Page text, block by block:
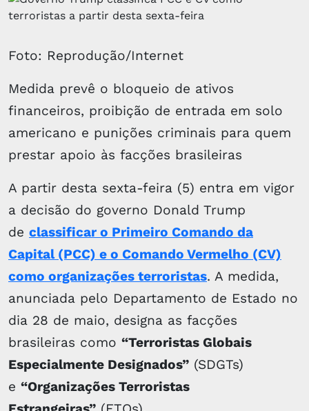
Foto: Reprodução/Internet
Medida prevê o bloqueio de ativos
financeiros, proibição de entrada em solo
americano e punições criminais para quem
prestar apoio às facções brasileiras
A partir desta sexta-feira (5) entra em vigor
a decisão do governo Donald Trump
de classificar o Primeiro Comando da
Capital (PCC) e o Comando Vermelho (CV)
como organizações terroristas. A medida,
anunciada pelo Departamento de Estado no
dia 28 de maio, designa as facções
brasileiras como “Terroristas Globais
Especialmente Designados” (SDGTs)
e “Organizações Terroristas